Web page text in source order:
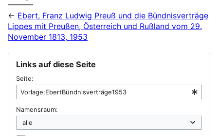
← Ebert, Franz Ludwig Preuß und die Bündnisverträge
Lippes mit Preußen, Österreich und Rußland vom 29.
November 1813, 1953
Links auf diese Seite
Seite:
Namensraum: